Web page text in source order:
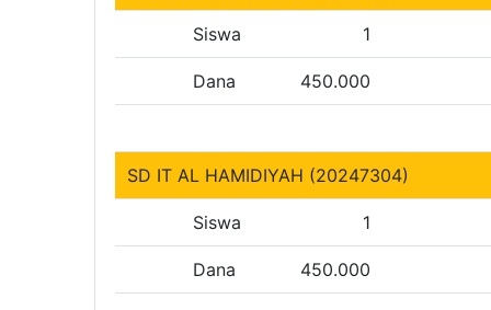
Siswa 1
Dana 450.000
SD IT AL HAMIDIYAH (20247304)
Siswa 1
Dana 450.000